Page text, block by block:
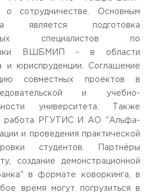
центр
объединение в
association in the
education
staff
organization
Urban district Pushkinsky,
о сотрудничестве. Основным
является подготовка
специалистов по
ВШБМИП - в области
и юриспруденции. Соглашение
совместных проектов в
и учебно-
университета. Также
работа РГУТИС И АО "Альфа-
и проведения практической
студентов. Партнёры
создание демонстрационной
в формате коворкинга, в
время могут погрузиться в